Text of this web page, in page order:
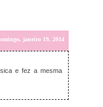
janeiro 19, 2014
e fez a mesma